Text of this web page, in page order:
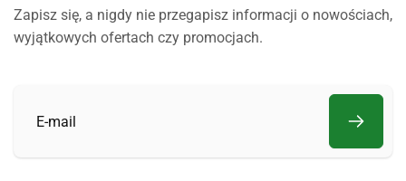
Zapisz się, a nigdy nie przegapisz informacji o nowościach,
wyjątkowych ofertach czy promocjach.
E-